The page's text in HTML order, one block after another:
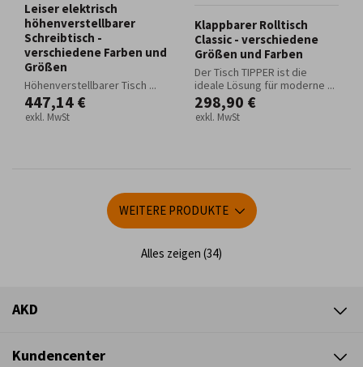
Leiser elektrisch
höhenverstellbarer
Schreibtisch -
verschiedene Farben und
Größen
Höhenverstellbarer Tisch ...
447,14 €
exkl. MwSt
Klappbarer Rolltisch
Classic - verschiedene
Größen und Farben
Der Tisch TIPPER ist die
ideale Lösung für moderne ...
298,90 €
exkl. MwSt
WEITERE PRODUKTE
Alles zeigen (34)
AKD
Kundencenter